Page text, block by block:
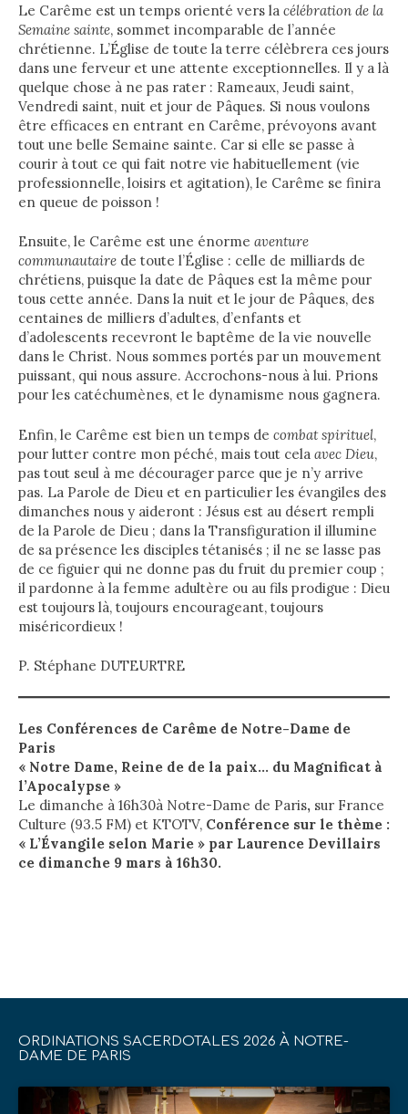
Le Carême est un temps orienté vers la célébration de la
Semaine sainte, sommet incomparable de l’année
chrétienne. L’Église de toute la terre célèbrera ces jours
dans une ferveur et une attente exceptionnelles. Il y a là
quelque chose à ne pas rater : Rameaux, Jeudi saint,
Vendredi saint, nuit et jour de Pâques. Si nous voulons
être efficaces en entrant en Carême, prévoyons avant
tout une belle Semaine sainte. Car si elle se passe à
courir à tout ce qui fait notre vie habituellement (vie
professionnelle, loisirs et agitation), le Carême se finira
en queue de poisson !
Ensuite, le Carême est une énorme aventure
communautaire de toute l’Église : celle de milliards de
chrétiens, puisque la date de Pâques est la même pour
tous cette année. Dans la nuit et le jour de Pâques, des
centaines de milliers d’adultes, d’enfants et
d’adolescents recevront le baptême de la vie nouvelle
dans le Christ. Nous sommes portés par un mouvement
puissant, qui nous assure. Accrochons-nous à lui. Prions
pour les catéchumènes, et le dynamisme nous gagnera.
Enfin, le Carême est bien un temps de combat spirituel,
pour lutter contre mon péché, mais tout cela avec Dieu,
pas tout seul à me décourager parce que je n’y arrive
pas. La Parole de Dieu et en particulier les évangiles des
dimanches nous y aideront : Jésus est au désert rempli
de la Parole de Dieu ; dans la Transfiguration il illumine
de sa présence les disciples tétanisés ; il ne se lasse pas
de ce figuier qui ne donne pas du fruit du premier coup ;
il pardonne à la femme adultère ou au fils prodigue : Dieu
est toujours là, toujours encourageant, toujours
miséricordieux !
P. Stéphane DUTEURTRE
Les Conférences de Carême de Notre-Dame de
Paris
« Notre Dame, Reine de de la paix… du Magnificat à
l’Apocalypse »
Le dimanche à 16h30à Notre-Dame de Paris, sur France
Culture (93.5 FM) et KTOTV, Conférence sur le thème :
« L’Évangile selon Marie » par Laurence Devillairs
ce dimanche 9 mars à 16h30.
ORDINATIONS SACERDOTALES 2026 À NOTRE-
DAME DE PARIS